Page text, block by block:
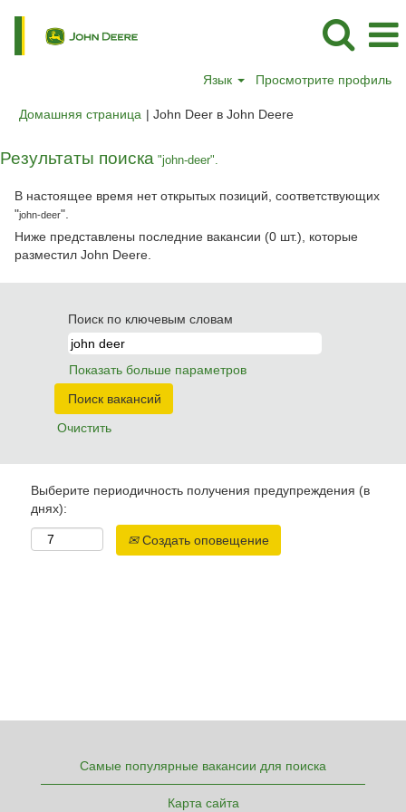
Язык Просмотрите профиль
Домашняя страница | John Deer в John Deere(текущая
Результаты поиска "john-deer".
В настоящее время нет открытых позиций, соответствующих
"john-deer".
Ниже представлены последние вакансии (0 шт.), которые
разместил John Deere.
Поиск по ключевым словам
Показать больше параметров
Очистить
Выберите периодичность получения предупреждения (в
днях):
Создать оповещение
Самые популярные вакансии для поиска
Карта сайта